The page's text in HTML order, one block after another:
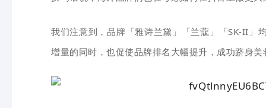
我们注意到，品牌「雅诗兰黛」「兰蔻」「SK-II」
增量的同时，也促使品牌排名大幅提升，成功跻身